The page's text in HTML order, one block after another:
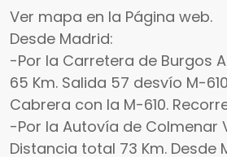
Ver mapa en la Página web.
Desde Madrid:
-Por la Carretera de Burgos
65 Km. Salida 57 desvío M-
Cabrera con la M-610.
-Por la Autovía de Colmenar
Distancia total 73 Km. Desde